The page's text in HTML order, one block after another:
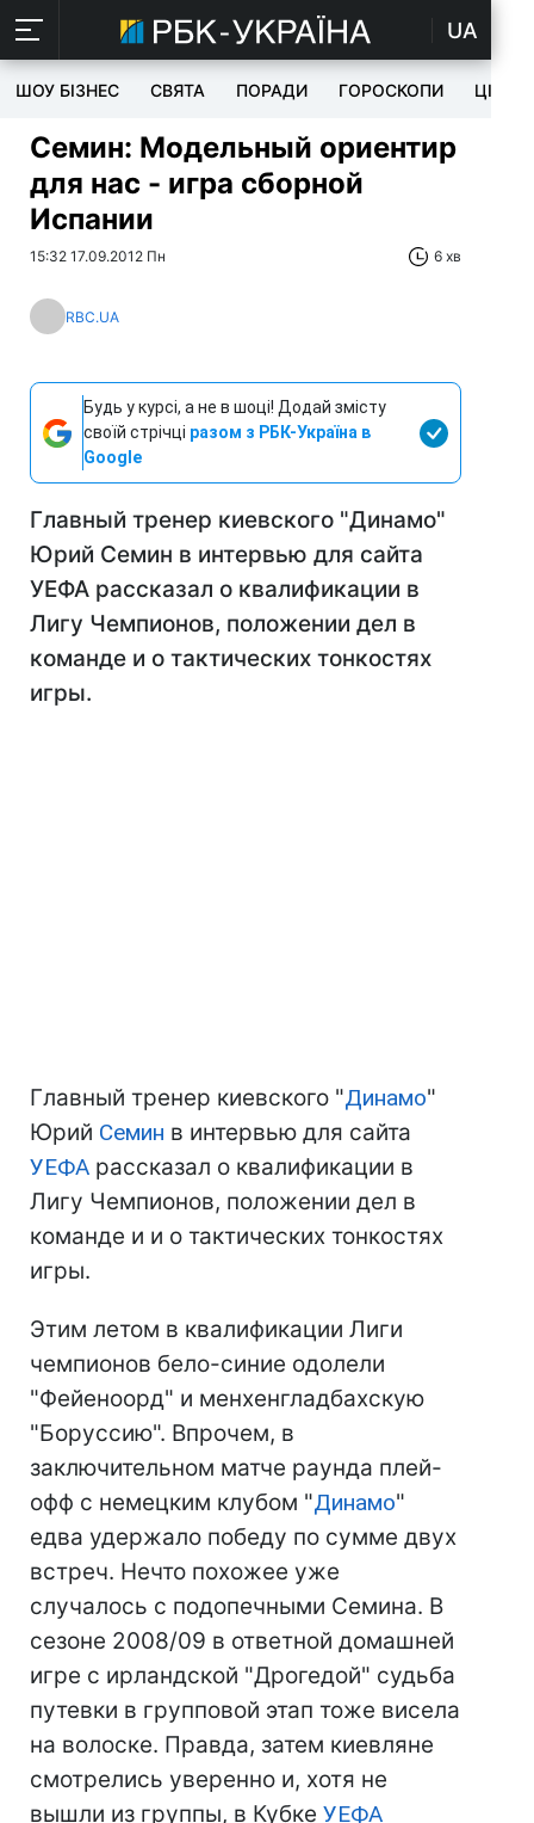
UA
ШОУ БІЗНЕС СВЯТА ПОРАДИ ГОРОСКОПИ ЦІКАВЕ
Семин: Модельный ориентир
для нас - игра сборной
Испании
15:32 17.09.2012 Пн 6 хв
RBC.UA
Будь у курсі, а не в шоці! Додай змісту
своїй стрічці разом з РБК-Україна в
Google
Главный тренер киевского "Динамо"
Юрий Семин в интервью для сайта
УЕФА рассказал о квалификации в
Лигу Чемпионов, положении дел в
команде и о тактических тонкостях
игры.
Главный тренер киевского "Динамо"
Юрий Семин в интервью для сайта
УЕФА рассказал о квалификации в
Лигу Чемпионов, положении дел в
команде и и о тактических тонкостях
игры.
Этим летом в квалификации Лиги
чемпионов бело-синие одолели
"Фейеноорд" и менхенгладбахскую
"Боруссию". Впрочем, в
заключительном матче раунда плей-
офф с немецким клубом "Динамо"
едва удержало победу по сумме двух
встреч. Нечто похожее уже
случалось с подопечными Семина. В
сезоне 2008/09 в ответной домашней
игре с ирландской "Дрогедой" судьба
путевки в групповой этап тоже висела
на волоске. Правда, затем киевляне
смотрелись уверенно и, хотя не
вышли из группы, в Кубке УЕФА